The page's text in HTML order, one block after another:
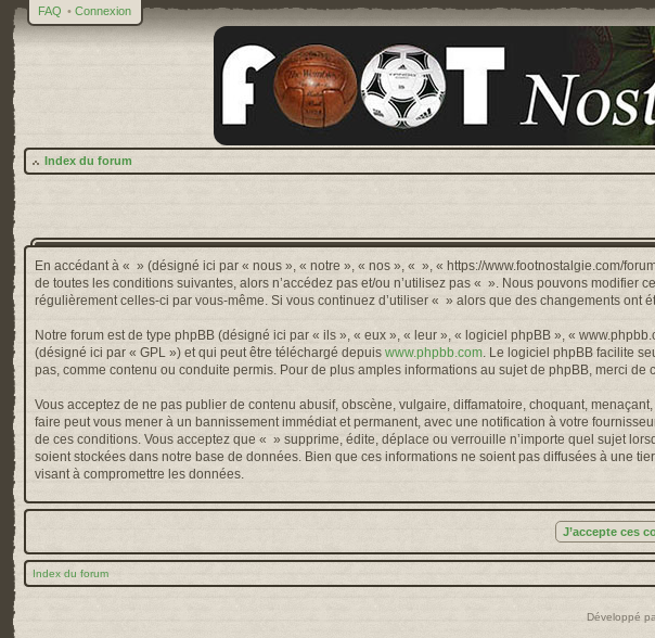
FAQ • Connexion
Index du forum
En accédant à « » (désigné ici par « nous », « notre », « nos », « », « https://www.footnostalgie.com/
de toutes les conditions suivantes, alors n’accédez pas et/ou n’utilisez pas « ». Nous pouvons modifier
régulièrement celles-ci par vous-même. Si vous continuez d’utiliser « » alors que des changements
Notre forum est de type phpBB (désigné ici par « ils », « eux », « leur », « logiciel phpBB », «
(désigné ici par « GPL ») et qui peut être téléchargé depuis www.phpbb.com . Le logiciel phpBB facilite
pas, comme contenu ou conduite permis. Pour de plus amples informations au sujet de phpBB, merci de
Vous acceptez de ne pas publier de contenu abusif, obscène, vulgaire, diffamatoire, choquant,
faire peut vous mener à un bannissement immédiat et permanent, avec une notification à votre
de ces conditions. Vous acceptez que « » supprime, édite, déplace ou verrouille n’importe quel sujet
soient stockées dans notre base de données. Bien que ces informations ne soient pas diffusées à une
visant à compromettre les données.
Index du forum
Développé